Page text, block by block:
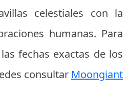
celestiales con la
humanas. Para
fechas exactas de los
consultar Moongiant